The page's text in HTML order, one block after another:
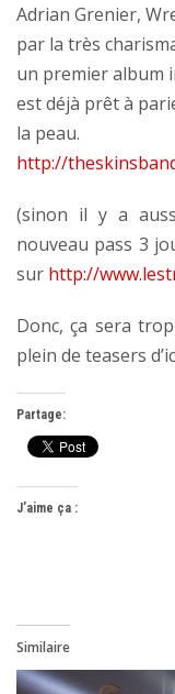
Adrian Grenier,
par la très
un premier album
est déjà prêt à
la peau.
http://
(sinon il y a
nouveau pass 3
sur http://
Donc, ça sera
plein de teasers
Partage:
J’aime ça :
Similaire